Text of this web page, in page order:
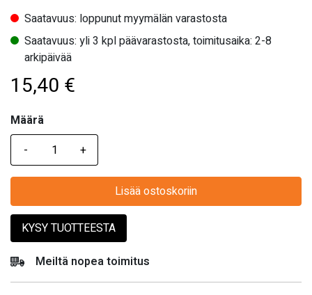
Saatavuus: loppunut myymälän varastosta
Saatavuus: yli 3 kpl päävarastosta, toimitusaika: 2-8
arkipäivää
15,40 €
Määrä
Määrä
Lisää ostoskoriin
KYSY TUOTTEESTA
Meiltä nopea toimitus